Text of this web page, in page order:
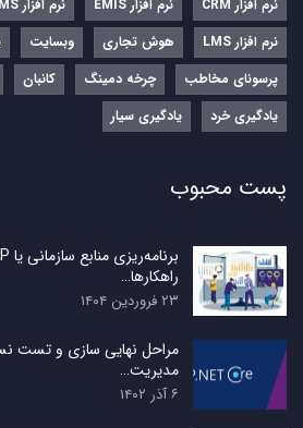
نرم‌ افزار CRM
نرم‌ افزار EMIS نرم‌ افزار LMS
نرم افزار LMS
هوش تجاری وبسایت
پرسونای مخاطب
چرخه دمینگ کانبان
یادگیری خرد
یادگیری سیار
پست محبوب
راهکارها…
۲۳ فروردین ۱۴۰۴
مدیریت…
۶ آذر ۱۴۰۲